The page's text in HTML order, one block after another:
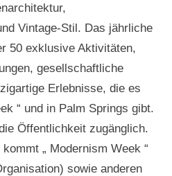
Vintage-Stil. Das jährliche
50 exklusive Aktivitäten,
gesellschaftliche
Erlebnisse, die es
“ und in Palm Springs gibt.
Öffentlichkeit zugänglich.
„ Modernism Week “
sowie anderen